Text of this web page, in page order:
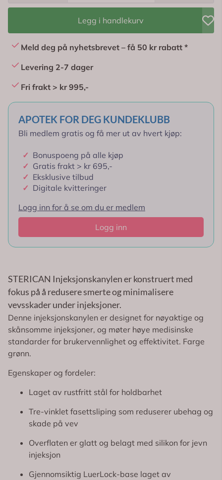
Legg i handlekurv
Meld deg på nyhetsbrevet – få 50 kr rabatt *
Levering 2-7 dager
Fri frakt > kr 995,-
APOTEK FOR DEG KUNDEKLUBB
Bli medlem gratis og få mer ut av hvert kjøp:
✓ Bonuspoeng på alle kjøp
✓ Gratis frakt > kr 695,-
✓ Eksklusive tilbud
✓ Digitale kvitteringer
Logg inn for å se om du er medlem
Logg inn
STERICAN Injeksjonskanylen er konstruert med
fokus på å redusere smerte og minimalisere
vevsskader under injeksjoner.
Denne injeksjonskanylen er designet for nøyaktige og
skånsomme injeksjoner, og møter høye medisinske
standarder for brukervennlighet og effektivitet. Farge
grønn.
Egenskaper og fordeler:
Laget av rustfritt stål for holdbarhet
Tre-vinklet fasettsliping som reduserer ubehag og
skade på vev
Overflaten er glatt og belagt med silikon for jevn
injeksjon
Gjennomsiktig LuerLock-base laget av